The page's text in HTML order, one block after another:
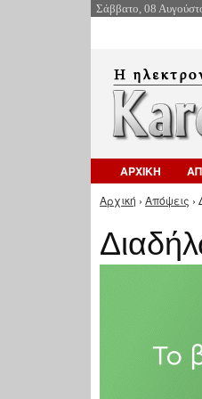
Σάββατο, 08
ΑΡΧΙΚΗ
Είστε εδώ
Αρχική › Απόψεις ›